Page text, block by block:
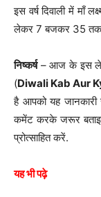
इस वर्ष दिवाली में माँ
लेकर 7 बजकर 35 तक
निष्कर्ष– आज के इस लेख
(Diwali Kab Aur
है आपको यह
कमेंट करके जरूर
प्रोत्साहित करें.
यह भी पढ़े